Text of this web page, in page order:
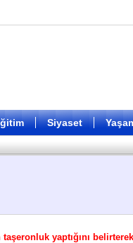
Siyaset
yaptığını